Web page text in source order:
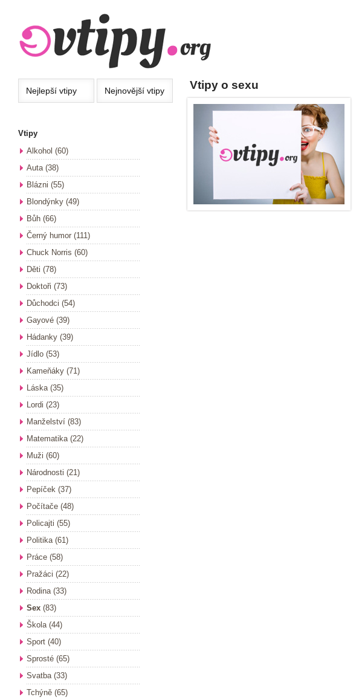
Vtipy o sexu
Nejlepší vtipy Nejnovější vtipy
Vtipy
Alkohol (60)
Auta(38)
Blázni (55)
Blondýnky (49)
Bůh (66)
Černý humor (111)
Chuck Norris (60)
Děti (78)
Doktoři (73)
Důchodci (54)
Gayové (39)
Hádanky (39)
Jídlo (53)
Kameňáky (71)
Láska(35)
Lordi (23)
Manželství (83)
Matematika(22)
Muži (60)
Národnosti (21)
Pepíček (37)
Počítače (48)
Policajti (55)
Politika(61)
Práce (58)
Pražáci (22)
Rodina(33)
Sex (83)
Škola(44)
Sport (40)
Sprosté (65)
Svatba(33)
Tchýně (65)